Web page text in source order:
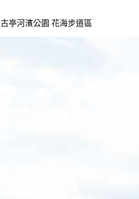
古亭河濱公園 花海步道區